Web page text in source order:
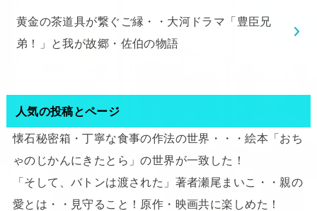
黄金の茶道具が繋ぐご縁・・大河ドラマ「豊臣兄
弟！」と我が故郷・佐伯の物語
人気の投稿とページ
懐石秘密箱・丁寧な食事の作法の世界・・・絵本「おち
ゃのじかんにきたとら」の世界が一致した！
「そして、バトンは渡された」著者瀬尾まいこ・・親の
愛とは・・見守ること！原作・映画共に楽しめた！